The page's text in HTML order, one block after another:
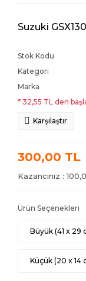
Suzuki
Stok Kodu
Kategori
Marka
* 32,55 TL den
Karşılaştır
300,00 TL
Kazancınız :
Ürün Seçenekleri
Büyük (41 x 29
Küçük (20 x 14